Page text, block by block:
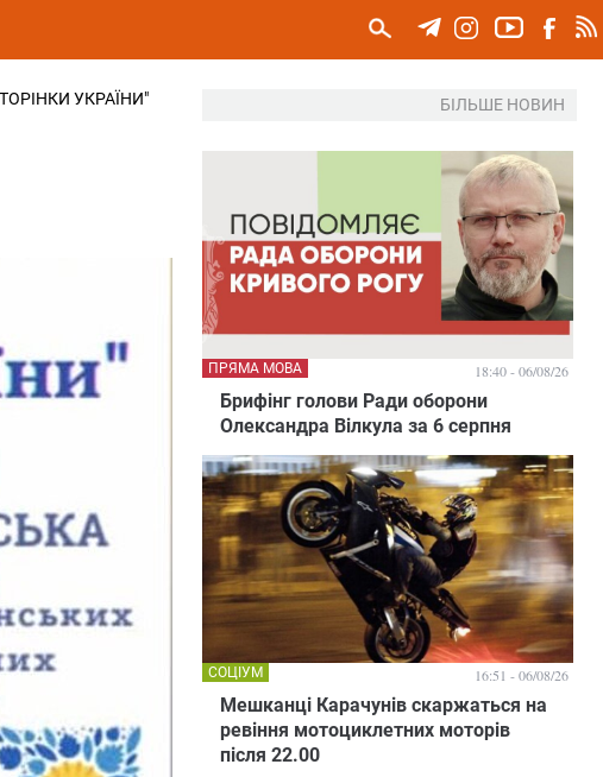
УКРАЇНИ" БІЛЬШЕ НОВИН
Брифінг голови Ради оборони
Олександра Вілкула за 6 серпня
ПРЯМА МОВА 18:40 - 06/08/26
Мешканці Карачунів скаржаться на
ревіння мотоциклетних моторів
після 22.00
СОЦІУМ 16:51 - 06/08/26